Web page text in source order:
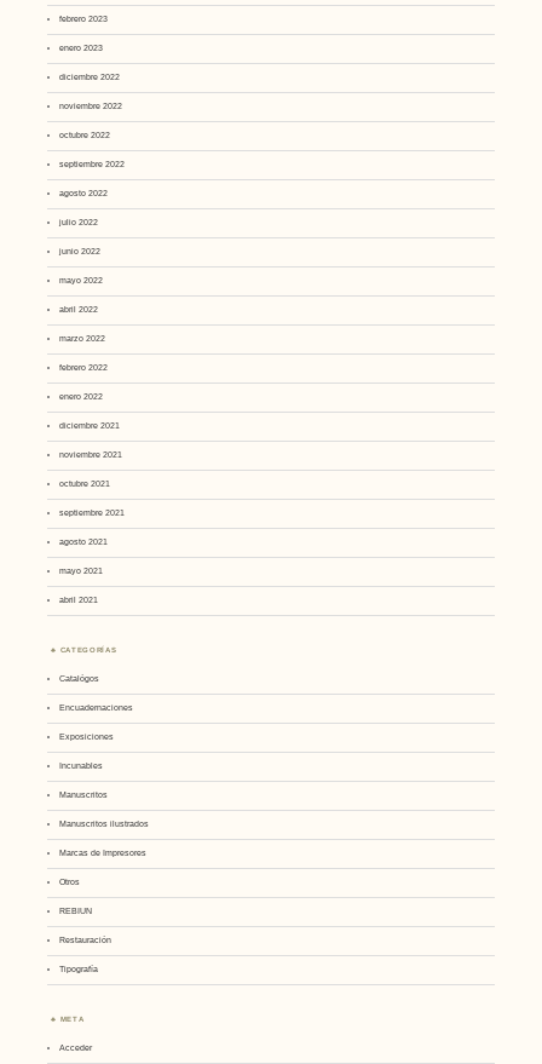
febrero 2023
enero 2023
diciembre 2022
noviembre 2022
octubre 2022
septiembre 2022
agosto 2022
julio 2022
junio 2022
mayo 2022
abril 2022
marzo 2022
febrero 2022
enero 2022
diciembre 2021
noviembre 2021
octubre 2021
septiembre 2021
agosto 2021
mayo 2021
abril 2021
CATEGORÍAS
Catalógos
Encuadernaciones
Exposiciones
Incunables
Manuscritos
Manuscritos ilustrados
Marcas de Impresores
Otros
REBIUN
Restauración
Tipografía
META
Acceder